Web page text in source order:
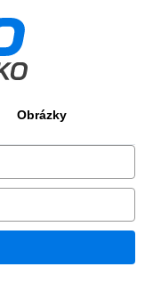
Obrázky